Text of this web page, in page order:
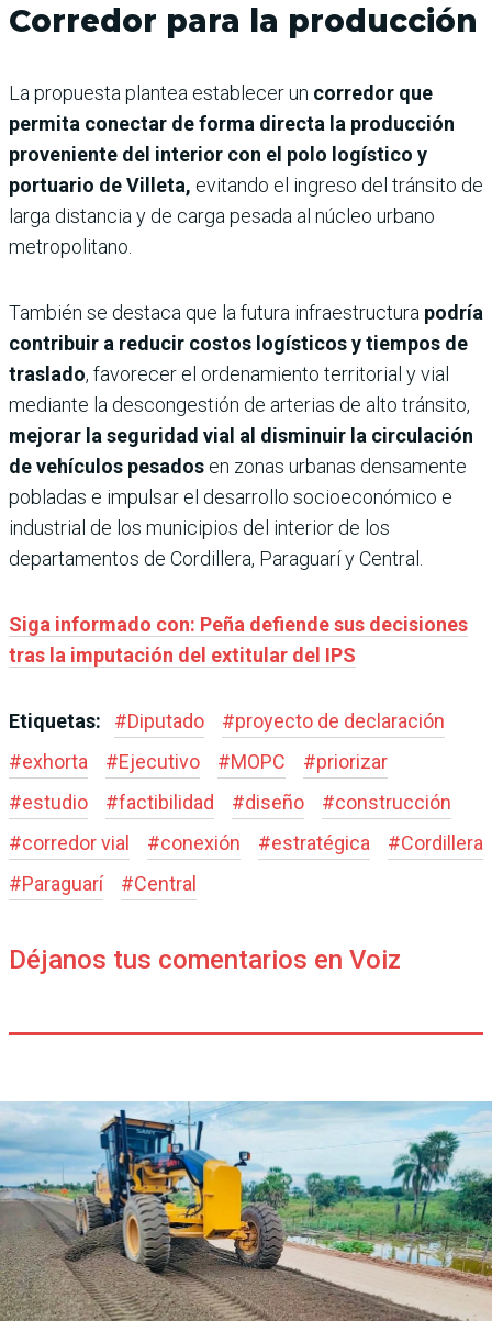
Corredor para la producción
La propuesta plantea establecer un corredor que
permita conectar de forma directa la producción
proveniente del interior con el polo logístico y
portuario de Villeta, evitando el ingreso del tránsito de
larga distancia y de carga pesada al núcleo urbano
metropolitano.
También se destaca que la futura infraestructura podría
contribuir a reducir costos logísticos y tiempos de
traslado, favorecer el ordenamiento territorial y vial
mediante la descongestión de arterias de alto tránsito,
mejorar la seguridad vial al disminuir la circulación
de vehículos pesados en zonas urbanas densamente
pobladas e impulsar el desarrollo socioeconómico e
industrial de los municipios del interior de los
departamentos de Cordillera, Paraguarí y Central.
Siga informado con: Peña defiende sus decisiones
tras la imputación del extitular del IPS
Etiquetas: #Diputado #proyecto de declaración
#exhorta #Ejecutivo #MOPC #priorizar
#estudio #factibilidad #diseño #construcción
#corredor vial #conexión #estratégica #Cordillera
#Paraguarí #Central
Déjanos tus comentarios en Voiz